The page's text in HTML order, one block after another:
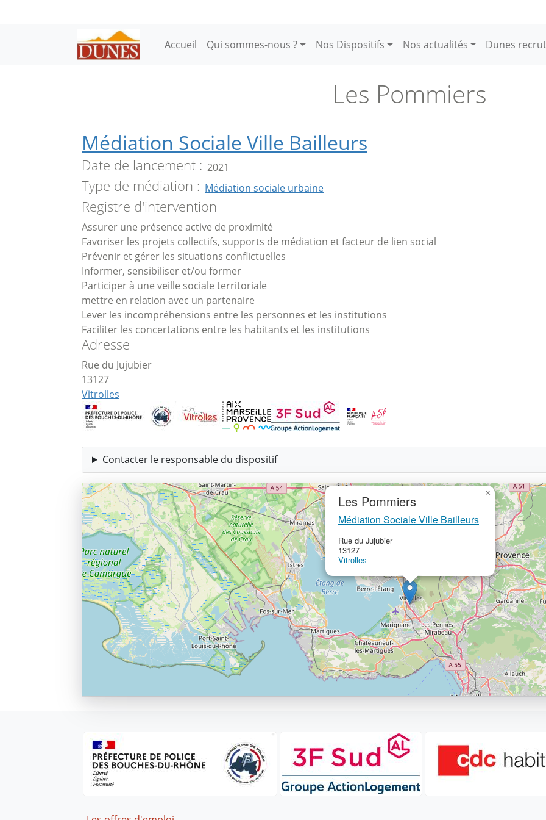
Main navigation
Accueil Qui sommes-nous ? Nos Dispositifs Nos actualités Dunes
Les Pommiers
Médiation Sociale Ville Bailleurs
Date de lancement 2021
Type de médiation Médiation sociale urbaine
Registre d'intervention
Assurer une présence active de proximité
Favoriser les projets collectifs, supports de médiation et facteur de lien social
Prévenir et gérer les situations conflictuelles
Informer, sensibiliser et/ou former
Participer à une veille sociale territoriale
mettre en relation avec un partenaire
Lever les incompréhensions entre les personnes et les institutions
Faciliter les concertations entre les habitants et les institutions
Adresse
Rue du Jujubier
13127
Vitrolles
Contacter le responsable du dispositif
Les Pommiers
Médiation Sociale Ville Bailleurs
Rue du Jujubier
13127
Vitrolles
×
Footer